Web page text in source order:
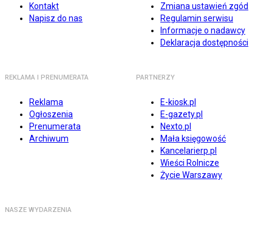
Kontakt
Napisz do nas
Zmiana ustawień zgód
Regulamin serwisu
Informacje o nadawcy
Deklaracja dostępności
REKLAMA I PRENUMERATA
Reklama
Ogłoszenia
Prenumerata
Archiwum
PARTNERZY
E-kiosk.pl
E-gazety.pl
Nexto.pl
Mała księgowość
Kancelarierp.pl
Wieści Rolnicze
Życie Warszawy
NASZE WYDARZENIA